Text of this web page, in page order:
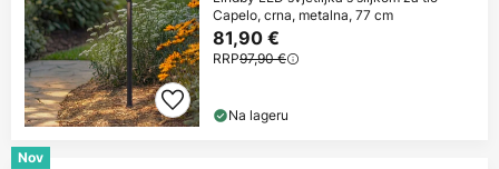
Capelo, crna, metalna, 77 cm
81,90 €
RRP97,90 €
Na lageru
Nov